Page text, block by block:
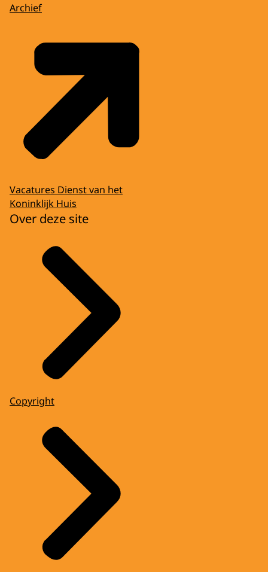
Archief
Vacatures Dienst van het
Koninklijk Huis
Over deze site
Copyright